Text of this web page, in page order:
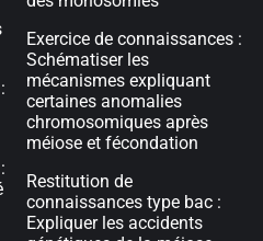
Exercice de connaissances :
Schématiser les
mécanismes expliquant
certaines anomalies
chromosomiques après
méiose et fécondation
Restitution de
connaissances type bac :
Expliquer les accidents